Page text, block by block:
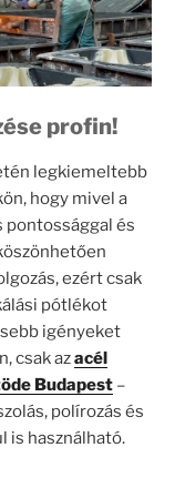
profin!
legkiemeltebb
hogy mivel a
pontossággal és
ezért csak
pótlékot
igényeket
csak azacél
Budapest–
polírozás és
is használható.